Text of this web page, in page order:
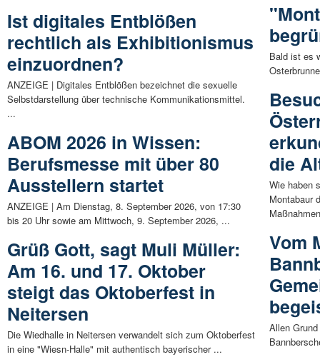
Ist digitales Entblößen
rechtlich als Exhibitionismus
einzuordnen?
ANZEIGE | Digitales Entblößen bezeichnet die sexuelle
Selbstdarstellung über technische Kommunikationsmittel.
...
ABOM 2026 in Wissen:
Berufsmesse mit über 80
Ausstellern startet
ANZEIGE | Am Dienstag, 8. September 2026, von 17:30
bis 20 Uhr sowie am Mittwoch, 9. September 2026, ...
Grüß Gott, sagt Muli Müller:
Am 16. und 17. Oktober
steigt das Oktoberfest in
Neitersen
Die Wiedhalle in Neitersen verwandelt sich zum Oktoberfest
in eine "Wiesn-Halle" mit authentisch bayerischer ...
Bald ist es
die
Wie haben
Montabaur
Vom
Allen